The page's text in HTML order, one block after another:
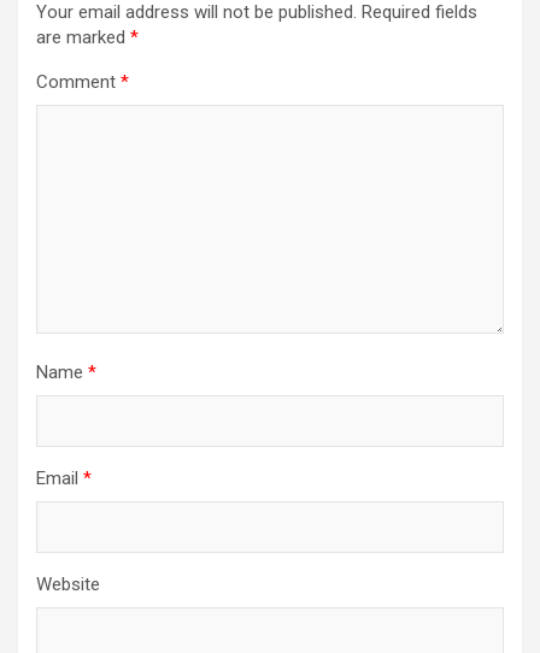
Your email address will not be published. Required fields
are marked *
Comment *
Name *
Email *
Website